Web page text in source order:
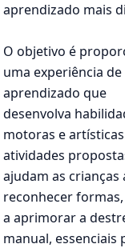
aprendizado mais
O objetivo é
uma experiência de
aprendizado que
desenvolva
motoras e
atividades
ajudam as crianças
reconhecer
a aprimorar a
manual, essenciais